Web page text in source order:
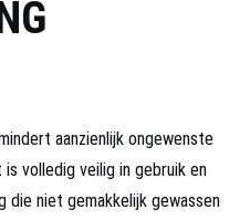
aanzienlijk ongewenste
volledig veilig in gebruik en
niet gemakkelijk gewassen